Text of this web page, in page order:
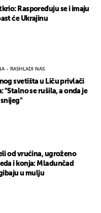
Raspoređuju se i imaju
će Ukrajinu
- RASHLADI NAS
svetišta u Liču privlači
"Stalno se rušila, a onda je
od vrućina, ugroženo
i konja: Mladunčad
u mulju